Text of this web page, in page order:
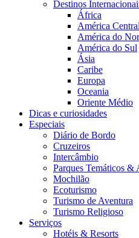
Destinos
África
América Central
América do
América do Sul
Ásia
Caribe
Europa
Oceania
Oriente Médio
Dicas e curiosidades
Especiais
Diário de Bordo
Cruzeiros
Intercâmbio
Parques Temáticos &
Mochilão
Ecoturismo
Turismo de Aventura
Turismo Religioso
Serviços
Hotéis & Resorts